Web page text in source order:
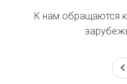
К нам обращаются